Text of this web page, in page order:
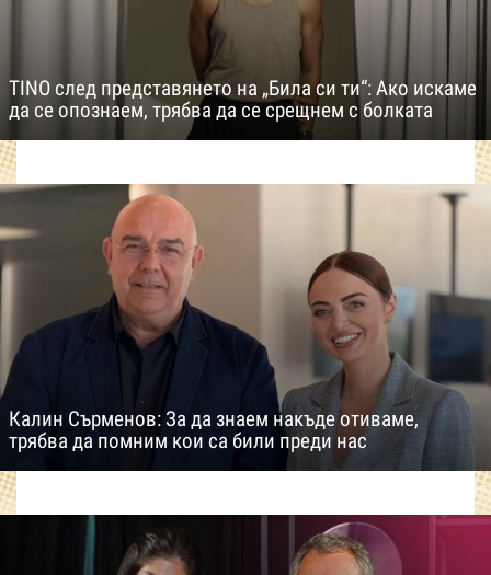
TINO след представянето на „Била си ти“: Ако искаме
да се опознаем, трябва да се срещнем с болката
Калин Сърменов: За да знаем накъде отиваме,
трябва да помним кои са били преди нас